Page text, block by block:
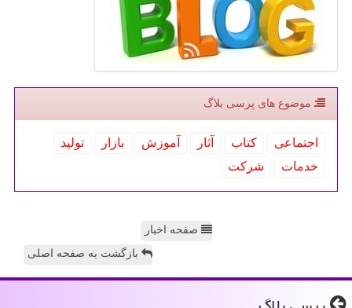
موضوع های پرسی بلاگ
اجتماعی كتاب آثار آموزش بازار
تولید
خدمات
شركت
صفحه اخبار
بازگشت به صفحه اصلی